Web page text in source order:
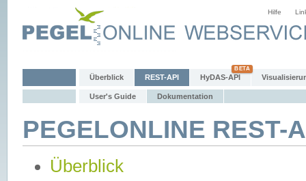
Hilfe
Überblick REST-API HyDAS-API
User's Guide Dokumentation
PEGELONLINE
Überblick